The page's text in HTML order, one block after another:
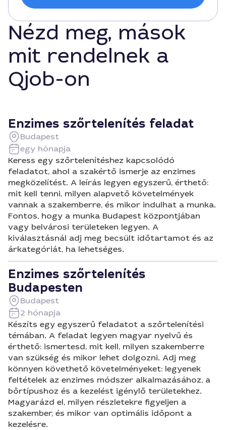
Nézd meg, mások
mit rendelnek a
Qjob-on
Enzimes szőrtelenítés feladat
Budapest
egy hónapja
Keress egy szőrtelenítéshez kapcsolódó
feladatot, ahol a szakértő ismerje az enzimes
megközelítést. A leírás legyen egyszerű, érthető:
mit kell tenni, milyen alapvető követelmények
vannak a szakemberre, és mikor indulhat a munka.
Fontos, hogy a munka Budapest központjában
vagy belvárosi területeken legyen. A
kiválasztásnál adj meg becsült időtartamot és az
árkategóriát, ha lehetséges.
Enzimes szőrtelenítés
Budapesten
Budapest
2 hónapja
Készíts egy egyszerű feladatot a szőrtelenítési
témában. A feladat legyen magyar nyelvű és
érthető: ismertesd, mit kell, milyen szakemberre
van szükség és mikor lehet dolgozni. Adj meg
könnyen követhető követelményeket: legyenek
feltételek az enzimes módszer alkalmazásához, a
bőrtípushoz és a kezelést igénylő területekhez.
Magyarázd el, milyen részletekre figyeljen a
szakember, és mikor van optimális időpont a
kezelésre.